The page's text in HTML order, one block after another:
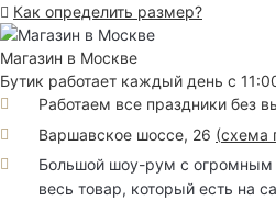
Как определить размер?
Магазин в Москве
Бутик работает каждый день с
Работаем все праздники без
Варшавское шоссе, 26 (схема
Большой шоу-рум с огромным
весь товар, который есть на